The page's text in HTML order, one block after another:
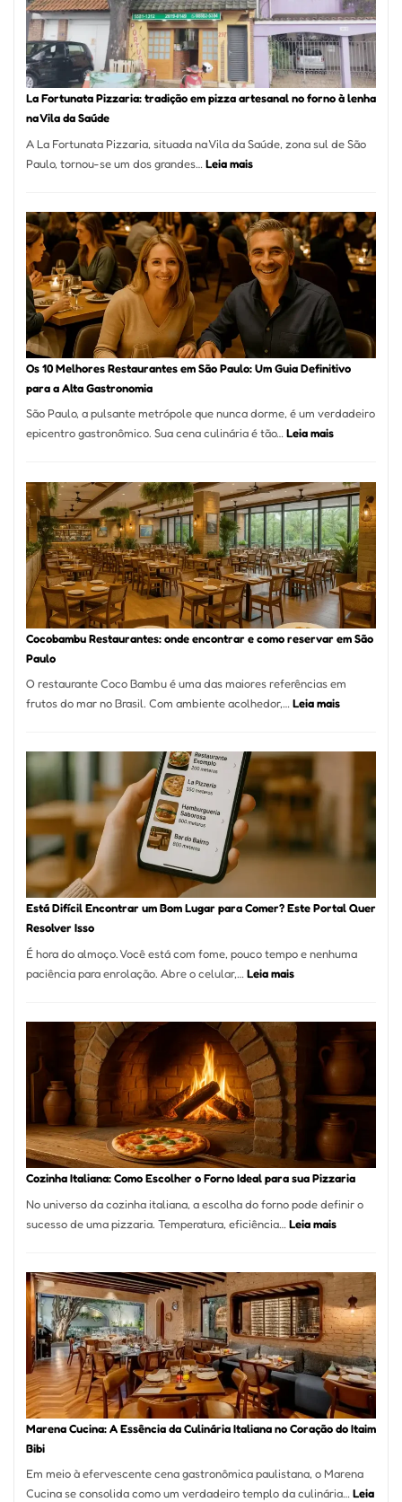
Um
dos
Mais
La Fortunata Pizzaria: tradição em pizza artesanal no forno à lenha
na Vila da Saúde
A La Fortunata Pizzaria, situada na Vila da Saúde, zona sul de São
Paulo, tornou-se um dos grandes… Leia mais:
Pizzaria:
tradição
em
pizza
artesanal
forno
à
Vila
da
Os 10 Melhores Restaurantes em São Paulo: Um Guia Definitivo
para a Alta Gastronomia
São Paulo, a pulsante metrópole que nunca dorme, é um verdadeiro
epicentro gastronômico. Sua cena culinária é tão…Leia mais:
Melhores
Restaurantes
em
São
Paulo:
Um
Guia
Definitivo
Alta
Gastronomia
Cocobambu Restaurantes: onde encontrar e como reservar em São
Paulo
O restaurante Coco Bambu é uma das maiores referências em
frutos do mar no Brasil. Com ambiente acolhedor,… Leia mais:
encontrar
reservar
Paulo
Está Difícil Encontrar um Bom Lugar para Comer? Este Portal Quer
Resolver Isso
É hora do almoço. Você está com fome, pouco tempo e nenhuma
paciência para enrolação. Abre o celular,… Leia mais:
Encontrar
um
Lugar
para
Comer?
Este
Portal
Resolver
Isso
Cozinha Italiana: Como Escolher o Forno Ideal para sua Pizzaria
No universo da cozinha italiana, a escolha do forno pode definir o
sucesso de uma pizzaria. Temperatura, eficiência… Leia mais:
Como
Escolher
o
Forno
Ideal
para
sua
Pizzaria
Marena Cucina: A Essência da Culinária Italiana no Coração do Itaim
Bibi
Em meio à efervescente cena gastronômica paulistana, o Marena
Cucina se consolida como um verdadeiro templo da culinária…Leia